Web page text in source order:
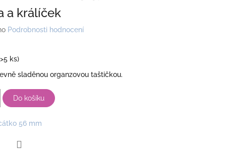
a králíček
Podrobnosti hodnocení
ks)
sladěnou organzovou taštičkou.
Do košíku
56 mm